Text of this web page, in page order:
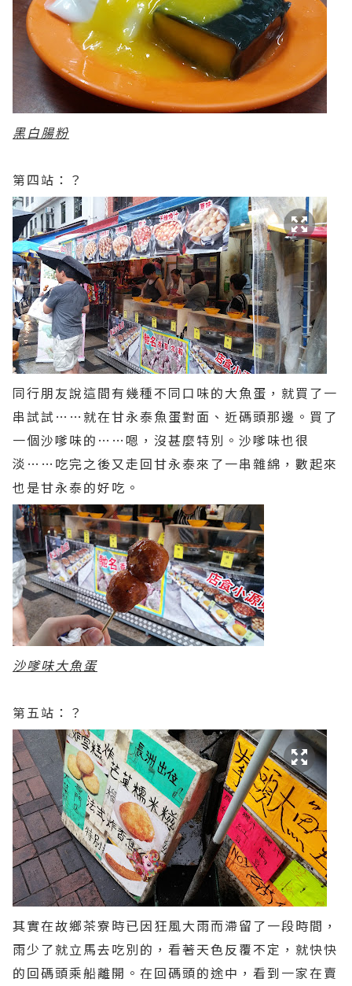
黑白腸粉
第四站：？
同行朋友說這間有幾種不同口味的大魚蛋，就買了一
串試試……就在甘永泰魚蛋對面、近碼頭那邊。買了
一個沙嗲味的……嗯，沒甚麼特別。沙嗲味也很
淡……吃完之後又走回甘永泰來了一串雜綿，數起來
也是甘永泰的好吃。
沙嗲味大魚蛋
第五站：？
其實在故鄉茶寮時已因狂風大雨而滯留了一段時間，
雨少了就立馬去吃別的，看著天色反覆不定，就快快
的回碼頭乘船離開。在回碼頭的途中，看到一家在賣